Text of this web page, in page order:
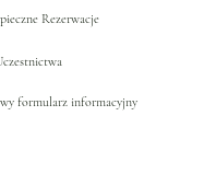
Rezerwacje
formularz informacyjny